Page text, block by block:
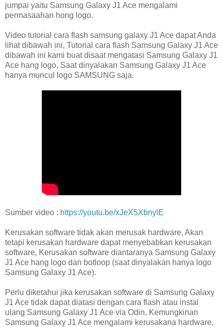
jumpai yaitu Samsung Galaxy J1 Ace mengalami
permasaahan hong logo.
Video tutorial cara flash samsung galaxy J1 Ace dapat Anda
lihat dibawah ini, Tutorial cara flash Samsung Galaxy J1 Ace
dibawah ini kami buat disaat mengatasi Samsung Galaxy J1
Ace hang logo, Saat dinyalakan Samsung Galaxy J1 Ace
hanya muncul logo SAMSUNG saja.
Sumber video : https://youtu.be/xJeX5XbnylE
Kerusakan software tidak akan merusak hardware, Akan
tetapi kerusakan hardware dapat menyebabkan kerusakan
software, Kerusakan software diantaranya Samsung Galaxy
J1 Ace hang logo dan botloop (saat dinyalakan hanya logo
Samsung Galaxy J1 Ace).
Perlu diketahui jika kerusakan software di Samsung Galaxy
J1 Ace tidak dapat diatasi dengan cara flash atau instal
ulang Samsung Galaxy J1 Ace via Odin, Kemungkinan
Samsung Galaxy J1 Ace mengalami kerusakana hardware,